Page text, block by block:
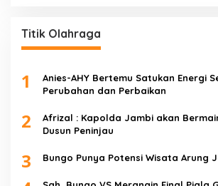
Titik Olahraga
1
Anies-AHY Bertemu Satukan Energi
Perubahan dan Perbaikan
2
Afrizal : Kapolda Jambi akan
Dusun Peninjau
3 Bungo Punya Potensi Wisata Arung